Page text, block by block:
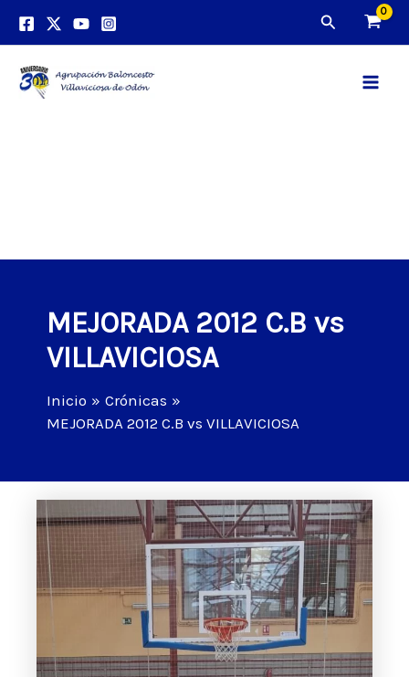
Buscar
MEJORADA 2012 C.B vs
VILLAVICIOSA
Inicio
Crónicas
MEJORADA 2012 C.B vs VILLAVICIOSA